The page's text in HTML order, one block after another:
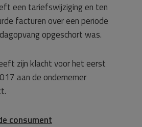
een tariefswijziging en ten
facturen over een periode
opgeschort was.
zijn klacht voor het eerst
aan de ondernemer
consument